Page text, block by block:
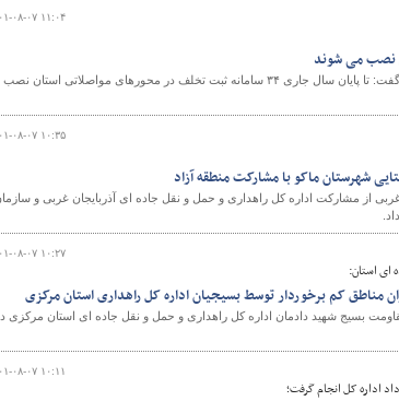
۱۴۰۱-۰۸-۰۷
مدیرکل راهداری و حمل و نقل جاده ای خوزستان گفت: تا پایان سال جاری ۳۴ سامانه ثبت تخلف در محورهای مواصلاتی استان نصب
۱۴۰۱-۰۸-۰۷
شهرستان ماکو با مشارکت منطقه آزاد
از مشارکت اداره کل راهداری و حمل و نقل جاده ای آذربایجان غربی و
۱۴۰۱-۰۸-۰۷
ای استان:
بسیج شهید دادمان اداره کل راهداری و حمل و نقل جاده ای استان مرکزی
۱۴۰۱-۰۸-۰۷
اداره کل انجام گرفت؛